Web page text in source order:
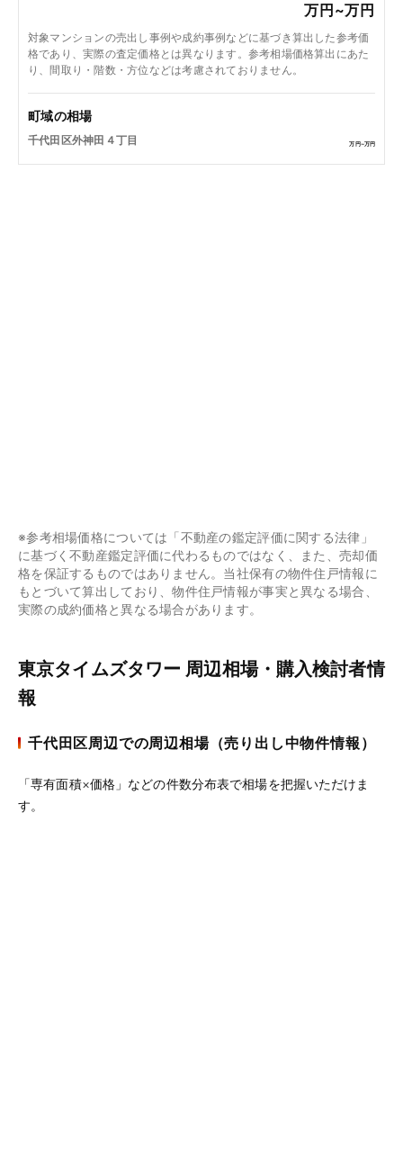
万円~万円
対象マンションの売出し事例や成約事例などに基づき算出した参考価
格であり、実際の査定価格とは異なります。参考相場価格算出にあた
り、間取り・階数・方位などは考慮されておりません。
町域の相場
千代田区外神田４丁目 万円~万円
※参考相場価格については「不動産の鑑定評価に関する法律」
に基づく不動産鑑定評価に代わるものではなく、また、売却価
格を保証するものではありません。当社保有の物件住戸情報に
もとづいて算出しており、物件住戸情報が事実と異なる場合、
実際の成約価格と異なる場合があります。
東京タイムズタワー 周辺相場・購入検討者情
報
千代田区周辺での周辺相場（売り出し中物件情報）
「専有面積×価格」などの件数分布表で相場を把握いただけま
す。